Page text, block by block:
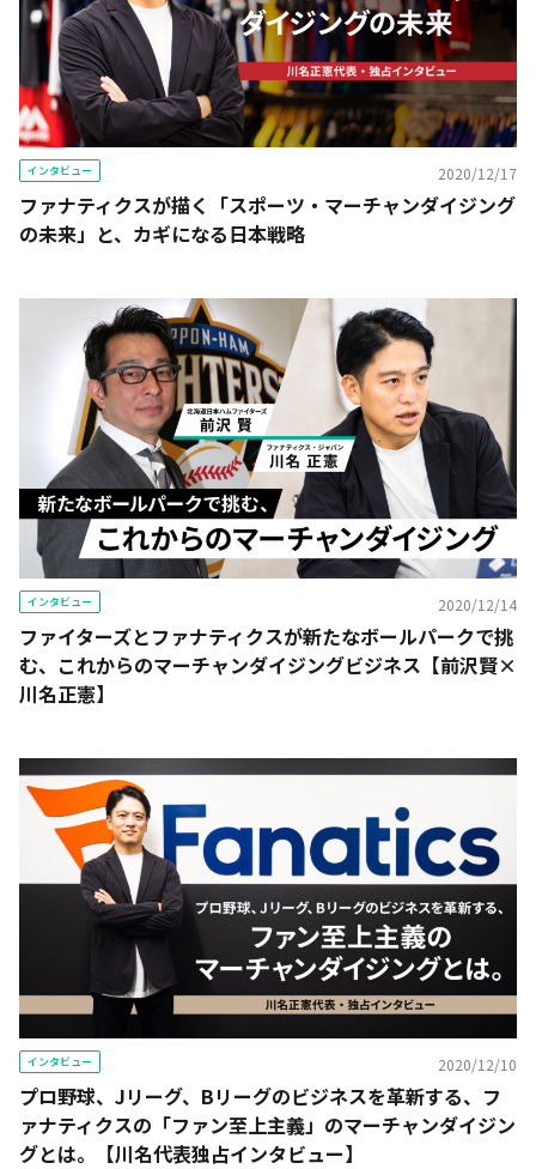
インタビュー 2020/12/17
ファナティクスが描く「スポーツ・マーチャンダイジング
の未来」と、カギになる日本戦略
インタビュー 2020/12/14
ファイターズとファナティクスが新たなボールパークで挑
む、これからのマーチャンダイジングビジネス【前沢賢×
川名正憲】
インタビュー 2020/12/10
プロ野球、Jリーグ、Bリーグのビジネスを革新する、フ
ァナティクスの「ファン至上主義」のマーチャンダイジン
グとは。【川名代表独占インタビュー】